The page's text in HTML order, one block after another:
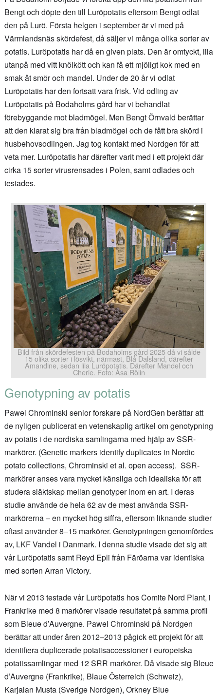
Bengt och döpte den till Luröpotatis eftersom Bengt odlat
den på Lurö. Första helgen i september är vi med på
Värmlandsnäs skördefest, då säljer vi många olika sorter av
potatis. Luröpotatis har då en given plats. Den är omtyckt, lila
utanpå med vitt knölkött och kan få ett mjöligt kok med en
smak åt smör och mandel. Under de 20 år vi odlat
Luröpotatis har den fortsatt vara frisk. Vid odling av
Luröpotatis på Bodaholms gård har vi behandlat
förebyggande mot bladmögel. Men Bengt Örnvald berättar
att den klarat sig bra från bladmögel och de fått bra skörd i
husbehovsodlingen. Jag tog kontakt med Nordgen för att
veta mer. Luröpotatis har därefter varit med i ett projekt där
cirka 15 sorter virusrensades i Polen, samt odlades och
testades.
Bild från skördefesten på Bodaholms gård 2025 då vi sålde
15 olika sorter i lösvikt, närmast, Blå Dalsland, därefter
Amandine, sedan lila Luröpotatis. Därefter Mandel och
Cherie. Foto: Åsa Rölin
Genotypning av potatis
Pawel Chrominski senior forskare på NordGen berättar att
de nyligen publicerat en vetenskaplig artikel om genotypning
av potatis i de nordiska samlingarna med hjälp av SSR-
markörer. (Genetic markers identify duplicates in Nordic
potato collections, Chrominski et al. open access). SSR-
markörer anses vara mycket känsliga och idealiska för att
studera släktskap mellan genotyper inom en art. I deras
studie använde de hela 62 av de mest använda SSR-
markörerna – en mycket hög siffra, eftersom liknande studier
oftast använder 8–15 markörer. Genotypningen genomfördes
av, LKF Vandel i Danmark. I denna studie visade det sig att
vår Luröpotatis samt Reyd Epli från Färöarna var identiska
med sorten Arran Victory.
När vi 2013 testade vår Luröpotatis hos Comite Nord Plant, i
Frankrike med 8 markörer visade resultatet på samma profil
som Bleue d’Auvergne. Pawel Chrominski på Nordgen
berättar att under åren 2012–2013 pågick ett projekt för att
identifiera duplicerade potatisaccessioner i europeiska
potatissamlingar med 12 SRR markörer. Då visade sig Bleue
d’Auvergne (Frankrike), Blaue Österreich (Schweiz),
Karjalan Musta (Sverige Nordgen), Orkney Blue